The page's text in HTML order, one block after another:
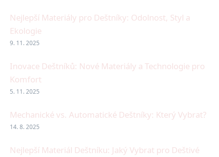
Nejlepší Materiály pro Deštníky: Odolnost, Styl a
Ekologie
9. 11. 2025
Inovace Deštníků: Nové Materiály a Technologie pro
Komfort
5. 11. 2025
Mechanické vs. Automatické Deštníky: Který Vybrat?
14. 8. 2025
Nejlepší Materiál Deštníku: Jaký Vybrat pro Deštivé